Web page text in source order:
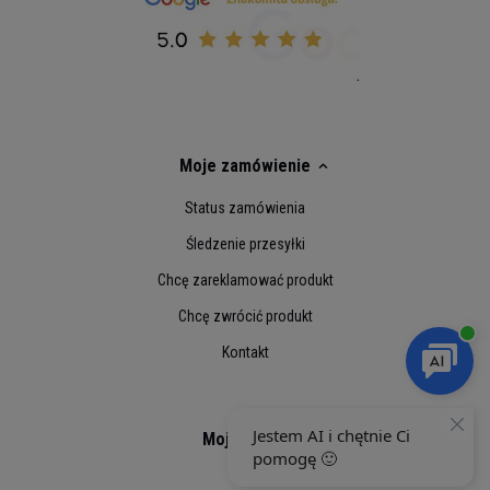
także wprowadzenie odżywki białkowej jako
składnika naleśników czy omletów.
Moje zamówienie
Status zamówienia
Śledzenie przesyłki
Chcę zareklamować produkt
Chcę zwrócić produkt
Kontakt
Moje konto